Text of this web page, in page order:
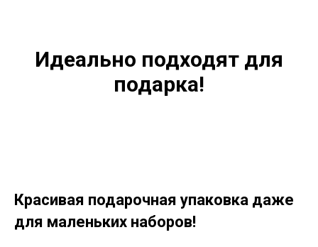
Идеально подходят для
подарка!
Красивая подарочная упаковка даже
для маленьких наборов!